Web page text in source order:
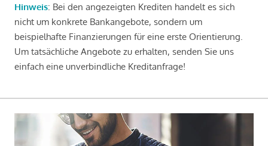
Hinweis: Bei den angezeigten Krediten handelt es sich
nicht um konkrete Bankangebote, sondern um
beispielhafte Finanzierungen für eine erste Orientierung.
Um tatsächliche Angebote zu erhalten, senden Sie uns
einfach eine unverbindliche Kreditanfrage!